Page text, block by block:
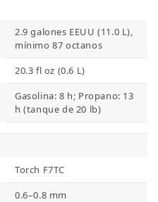
2.9 galones EEUU (11.0 L),
mínimo 87 octanos
20.3 fl oz (0.6 L)
Gasolina: 8 h; Propano: 13
h (tanque de 20 lb)
Torch F7TC
0.6–0.8 mm